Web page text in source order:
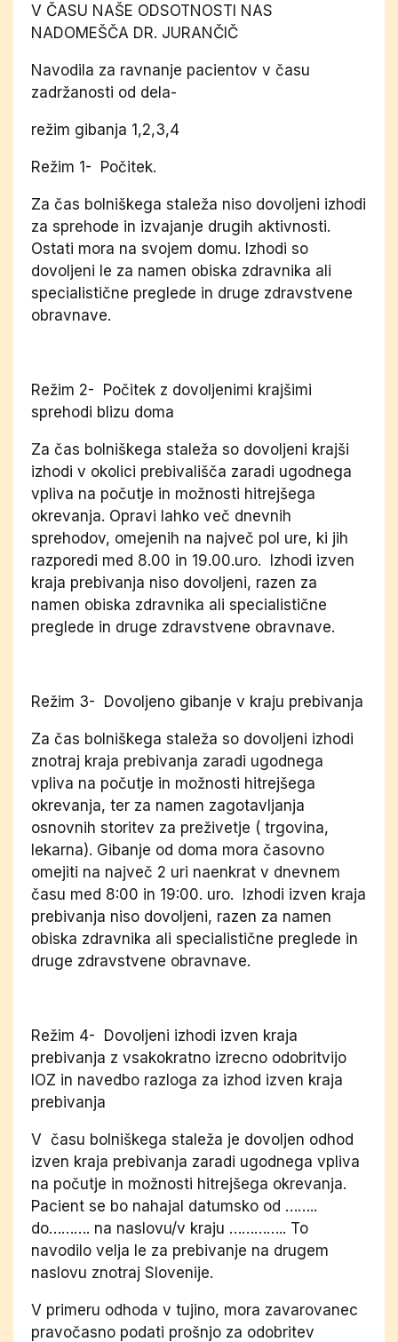
V ČASU NAŠE ODSOTNOSTI NAS
NADOMEŠČA DR. JURANČIČ
Navodila za ravnanje pacientov v času
zadržanosti od dela-
režim gibanja 1,2,3,4
Režim 1- Počitek.
Za čas bolniškega staleža niso dovoljeni izhodi
za sprehode in izvajanje drugih aktivnosti.
Ostati mora na svojem domu. Izhodi so
dovoljeni le za namen obiska zdravnika ali
specialistične preglede in druge zdravstvene
obravnave.
Režim 2- Počitek z dovoljenimi krajšimi
sprehodi blizu doma
Za čas bolniškega staleža so dovoljeni krajši
izhodi v okolici prebivališča zaradi ugodnega
vpliva na počutje in možnosti hitrejšega
okrevanja. Opravi lahko več dnevnih
sprehodov, omejenih na največ pol ure, ki jih
razporedi med 8.00 in 19.00.uro. Izhodi izven
kraja prebivanja niso dovoljeni, razen za
namen obiska zdravnika ali specialistične
preglede in druge zdravstvene obravnave.
Režim 3- Dovoljeno gibanje v kraju prebivanja
Za čas bolniškega staleža so dovoljeni izhodi
znotraj kraja prebivanja zaradi ugodnega
vpliva na počutje in možnosti hitrejšega
okrevanja, ter za namen zagotavljanja
osnovnih storitev za preživetje ( trgovina,
lekarna). Gibanje od doma mora časovno
omejiti na največ 2 uri naenkrat v dnevnem
času med 8:00 in 19:00. uro. Izhodi izven kraja
prebivanja niso dovoljeni, razen za namen
obiska zdravnika ali specialistične preglede in
druge zdravstvene obravnave.
Režim 4- Dovoljeni izhodi izven kraja
prebivanja z vsakokratno izrecno odobritvijo
IOZ in navedbo razloga za izhod izven kraja
prebivanja
V času bolniškega staleža je dovoljen odhod
izven kraja prebivanja zaradi ugodnega vpliva
na počutje in možnosti hitrejšega okrevanja.
Pacient se bo nahajal datumsko od ……..
do………. na naslovu/v kraju ………….. To
navodilo velja le za prebivanje na drugem
naslovu znotraj Slovenije.
V primeru odhoda v tujino, mora zavarovanec
pravočasno podati prošnjo za odobritev